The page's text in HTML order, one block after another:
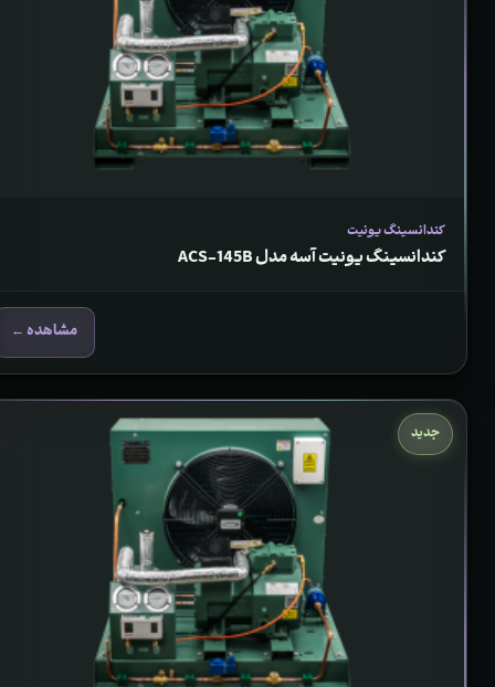
کندانسینگ یونیت
کندانسینگ یونیت آسه مدل ACS-145B
مشاهده ←
جدید